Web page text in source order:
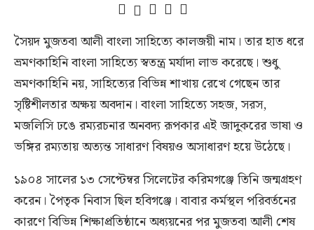
সৈয়দ মুজতবা আলী বাংলা সাহিত্যে কালজয়ী নাম। তার হাত ধরে
ভ্রমণকাহিনি বাংলা সাহিত্যে স্বতন্ত্র মর্যাদা লাভ করেছে। শুধু
ভ্রমণকাহিনি নয়, সাহিত্যের বিভিন্ন শাখায় রেখে গেছেন তার
সৃষ্টিশীলতার অক্ষয় অবদান। বাংলা সাহিত্যে সহজ, সরস,
মজলিসি ঢঙে রম্যরচনার অনবদ্য রূপকার এই জাদুকরের ভাষা ও
ভঙ্গির রম্যতায় অত্যন্ত সাধারণ বিষয়ও অসাধারণ হয়ে উঠেছে।
১৯০৪ সালের ১৩ সেপ্টেম্বর সিলেটের করিমগঞ্জে তিনি জন্মগ্রহণ
করেন। পৈতৃক নিবাস ছিল হবিগঞ্জে। বাবার কর্মস্থল পরিবর্তনের
কারণে বিভিন্ন শিক্ষাপ্রতিষ্ঠানে অধ্যয়নের পর মুজতবা আলী শেষ